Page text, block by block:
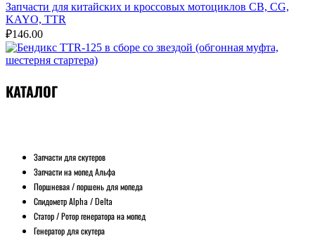
Запчасти для китайских и кроссовых мотоциклов CB, CG,
KAYO, TTR
₽146.00
КАТАЛОГ
Запчасти для скутеров
Запчасти на мопед Альфа
Поршневая / поршень для мопеда
Спидометр Alpha / Delta
Статор / Ротор генератора на мопед
Генератор для скутера